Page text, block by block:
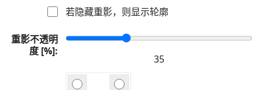
若隐藏重影，则显示轮廓
重影不透明
度 [%]